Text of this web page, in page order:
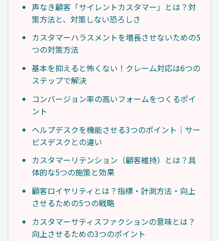
声なき顧客「サイレントカスタマー」とは？対
策方法と、対策しない恐ろしさ
カスタマーハラスメントを増長させないための5
つの対策方法
基本を抑えると怖くない！クレーム対応は6つの
ステップで解決
コンバージョン率の高いフォームをつくるポイ
ント
ヘルプデスクを機能させる3つのポイント｜サー
ビスデスクとの違い
カスタマーリテンション（顧客維持）とは？具
体的な5つの施策と効果
顧客ロイヤリティとは？指標・計測方法・向上
させるための5つの戦略
カスタマーサティスファクションの意味とは？
向上させるための3つのポイント